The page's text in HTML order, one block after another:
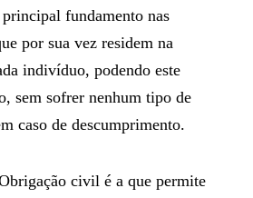
fundamento nas
por sua vez residem na
indivíduo, podendo este
sem sofrer nenhum tipo de
caso de descumprimento.
civil é a que permite